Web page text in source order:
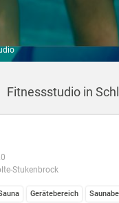
Fitnessstudio in
Stukenbrock
Gerätebereich